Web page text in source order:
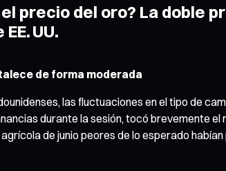
precio del oro? La doble
UU.
de forma moderada
las fluctuaciones en el tipo de
durante la sesión, tocó brevemente
de junio peores de lo esperado